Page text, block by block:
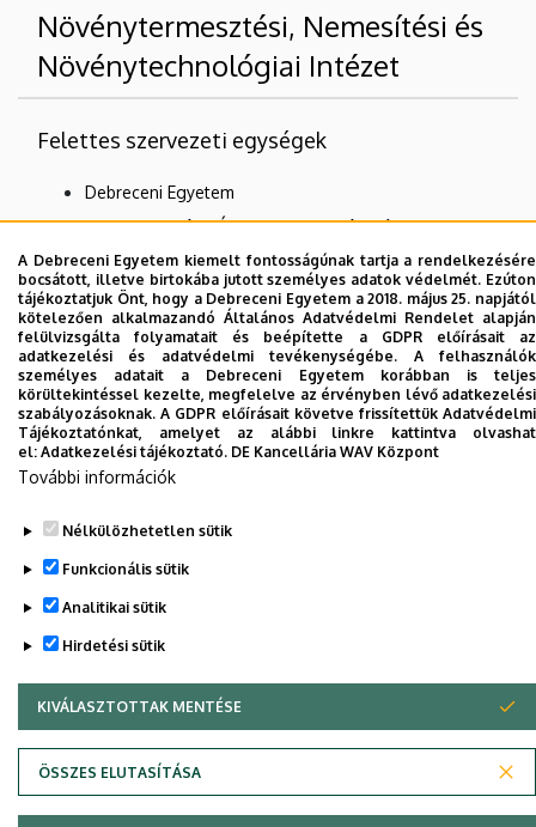
Növénytermesztési, Nemesítési és
Növénytechnológiai Intézet
Felettes szervezeti egységek
Debreceni Egyetem
Mezőgazdaság-, Élelmiszertudományi és
Környezetgazdálkodási Kar
Dolgozói adatmódosítás igénylése a DE
telefonkönyvében|Külső személyek rögzítése a
DE telefonkönyvében|Súgó|Hibabejelentés
Szerzői jog © 2026 Unideb
A Debreceni Egyetem kiemelt fontosságúnak tartja a rendelkezésére
bocsátott, illetve birtokába jutott személyes adatok védelmét. Ezúton
tájékoztatjuk Önt, hogy a Debreceni Egyetem a 2018. május 25. napjától
kötelezően alkalmazandó Általános Adatvédelmi Rendelet alapján
felülvizsgálta folyamatait és beépítette a GDPR előírásait az
adatkezelési és adatvédelmi tevékenységébe. A felhasználók
személyes adatait a Debreceni Egyetem korábban is teljes
körültekintéssel kezelte, megfelelve az érvényben lévő adatkezelési
szabályozásoknak. A GDPR előírásait követve frissítettük Adatvédelmi
Tájékoztatónkat, amelyet az alábbi linkre kattintva olvashat
el: Adatkezelési tájékoztató. DE Kancellária WAV Központ
További információk
Nélkülözhetetlen sütik
Funkcionális sütik
Analitikai sütik
Hirdetési sütik
KIVÁLASZTOTTAK MENTÉSE
ÖSSZES ELUTASÍTÁSA
WITHDRAW CONSENT